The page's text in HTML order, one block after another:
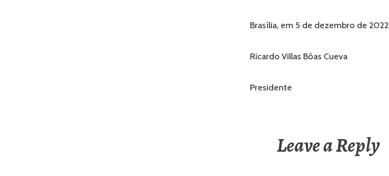
Brasília, em 5 de dezembro de 2022
Ricardo Villas Bôas Cueva
Presidente
Leave a Reply